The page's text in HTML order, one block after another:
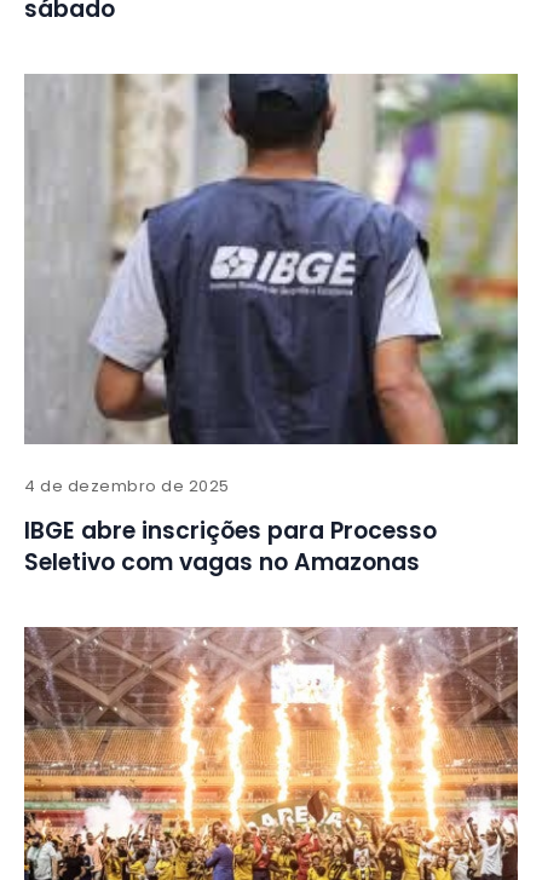
sábado
4 de dezembro de 2025
IBGE abre inscrições para Processo
Seletivo com vagas no Amazonas